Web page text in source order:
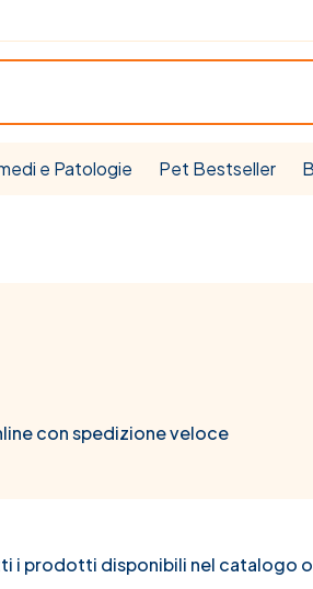
e Patologie Pet Bestseller
con spedizione veloce
i prodotti disponibili nel catalogo